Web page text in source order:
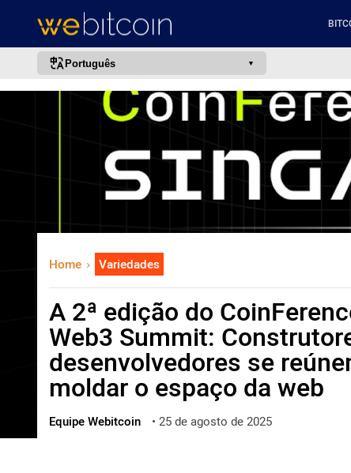
Português
português (BR)
english
français
italiano
中文
русский
한국어
العربية
ไทย
ქართული
Home Variedades
A 2ª edição do
Web3 Summit:
desenvolvedores se
moldar o espaço da web
Equipe Webitcoin • 25 de agosto de 2025